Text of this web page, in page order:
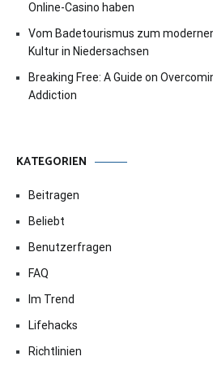
Online-Casino haben
Vom Badetourismus zum
Kultur in Niedersachsen
Breaking Free: A Guide on
Addiction
KATEGORIEN
Beitragen
Beliebt
Benutzerfragen
FAQ
Im Trend
Lifehacks
Richtlinien